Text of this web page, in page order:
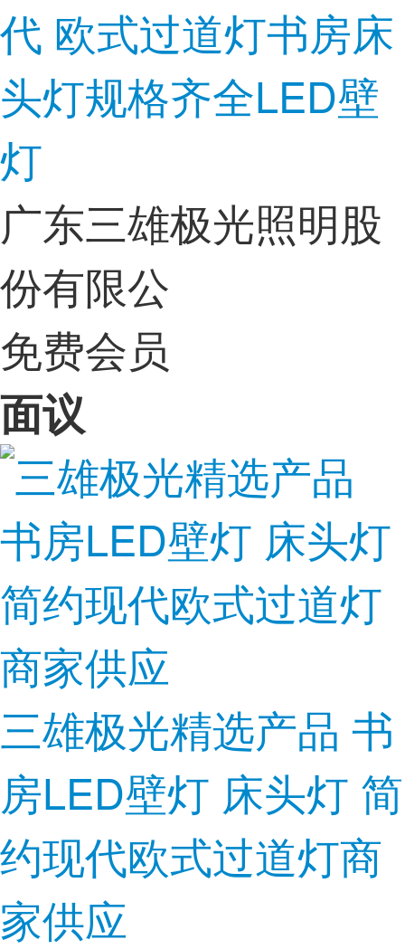
代 欧式过道灯书房床
头灯规格齐全LED壁
灯
广东三雄极光照明股
份有限公
免费会员
面议
三雄极光精选产品 书
房LED壁灯 床头灯 简
约现代欧式过道灯商
家供应